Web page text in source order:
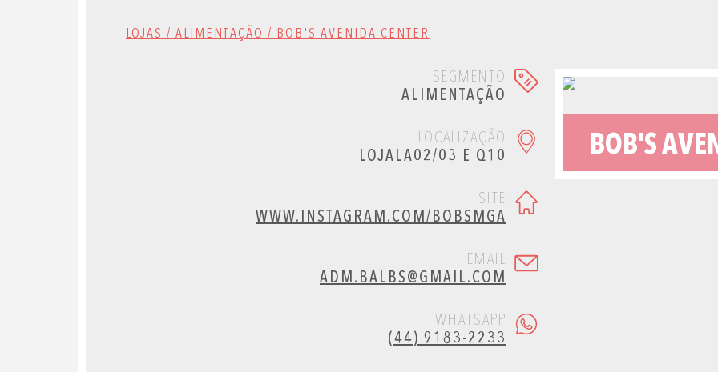
LOJAS / ALIMENTAÇÃO / BOB'S AVENIDA CENTER
SEGMENTO
ALIMENTAÇÃO
LOCALIZAÇÃO
LOJALA02/03 E Q10
SITE
WWW.INSTAGRAM.COM/BOBSMGA
EMAIL
ADM.BALBS@GMAIL.COM
WHATSAPP
(44) 9183-2233
BOB'S